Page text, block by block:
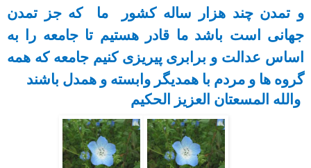
و تمدن چند هزار ساله کشور ما که جز تمدن
جهانی است باشد ما قادر هستیم تا جامعه را به
اساس عدالت و برابری پیریزی کنیم جامعه که همه
گروه ها و مردم با همدیگر وابسته و همدل باشند
والله المسعتان العزیز الحکیم